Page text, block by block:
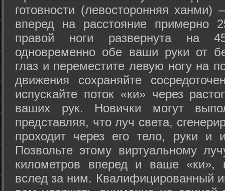
готовности (левосторонняя
вперед на расстояние примерно
правой ноги развернута на
одновременно обе ваши руки от
глаз и переместите левую ногу на
движения сохраняйте
испускайте поток «ки» через
ваших рук. Новички могут
представляя, что луч света,
проходит через его тело, руки и
Позвольте этому виртуальному
километров вперед и ваше «ки»,
вслед за ним. Квалифицированный